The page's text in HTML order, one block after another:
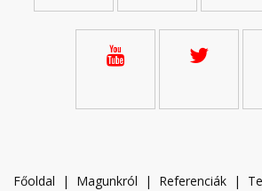
Főoldal | Magunkról | Referenciák |